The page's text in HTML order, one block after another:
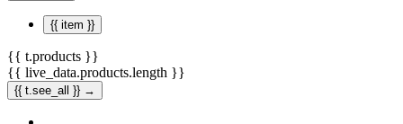
{{ item }}
{{ t.products }}
{{ live_data.products.length }}
{{ t.see_all }} →